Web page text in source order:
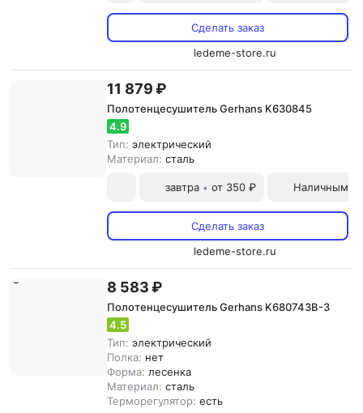
Сделать заказ
ledeme-store.ru
11 879 ₽
Полотенцесушитель Gerhans K630845
4.9
Тип: электрический
Материал: сталь
завтра • от 350 ₽ Наличными
Сделать заказ
ledeme-store.ru
8 583 ₽
Полотенцесушитель Gerhans K680743B-3
4.5
Тип: электрический
Полка: нет
Форма: лесенка
Материал: сталь
Терморегулятор: есть